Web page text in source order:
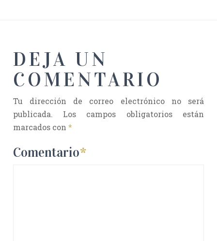
DEJA UN
COMENTARIO
Tu dirección de correo electrónico no será
publicada.
Los campos obligatorios están
marcados con *
Comentario*